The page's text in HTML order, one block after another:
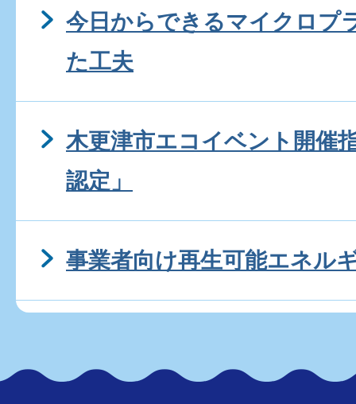
今日からできるマイクロプ
た工夫
木更津市エコイベント開催
認定」
事業者向け再生可能エネル